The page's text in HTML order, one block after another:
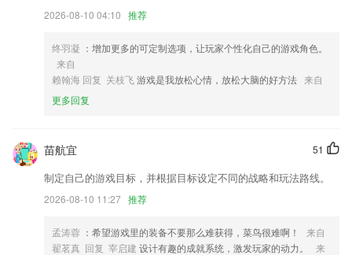
优化了配网存在的问题
优化UI和用户体验
本机号码一键登录功能，方便快捷；
修复关注专家推送不触达问题；
联系我们
以上就是天牛3d图库的介绍，如果您喜欢这款软件，您可以到应用商店
进行打分评论，说出您的使用经历，以帮助我们更好的对产品进行优化修
2026-08-10 04:10 推荐
终羽凝 ：增加更多的可定制选项，让玩家个性化自己的游戏角色。
来自
赖翰海 回复 关枝飞 游戏是我放松心情，放松大脑的好方法 来自
更多回复
51
苗航宜
制定自己的游戏目标，并根据目标设定不同的战略和玩法路线。
2026-08-10 11:27 推荐
孟涛蓉 ：希望游戏里的装备不要那么难获得，菜鸟很难啊！
来自
翟茗真 回复 宰启建 设计有趣的成就系统，激发玩家的动力。
来